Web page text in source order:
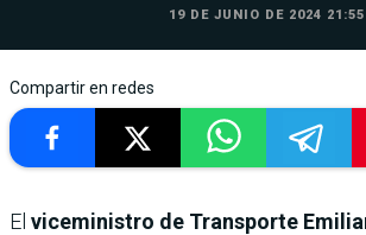
19 DE JUNIO DE 2024 21:55
Compartir en redes
El viceministro de Transporte